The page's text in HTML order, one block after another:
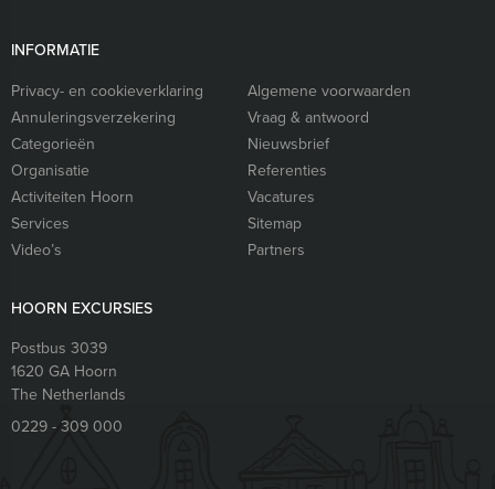
INFORMATIE
Privacy- en cookieverklaring
Algemene voorwaarden
Annuleringsverzekering
Vraag & antwoord
Categorieën
Nieuwsbrief
Organisatie
Referenties
Activiteiten Hoorn
Vacatures
Services
Sitemap
Video’s
Partners
HOORN EXCURSIES
Postbus 3039
1620 GA Hoorn
The Netherlands
0229 - 309 000